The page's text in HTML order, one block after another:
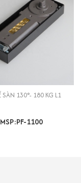
BẢN LỀ SÀN 130°- 180 KG L1
MSP:PF-1100